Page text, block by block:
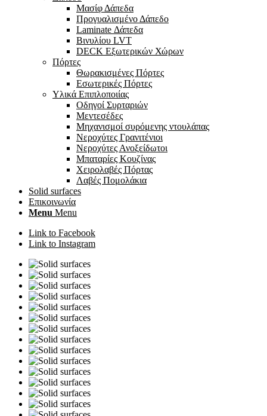
Μασίφ Δάπεδα
Προγυαλισμένο Δάπεδο
Laminate Δάπεδα
Βινυλίου LVT
DECK Εξωτερικών Χώρων
Πόρτες
Θωρακισμένες Πόρτες
Εσωτερικές Πόρτες
Υλικά Επιπλοποιίας
Οδηγοί Συρταριών
Μεντεσέδες
Mηχανισμοί συρόμενης ντουλάπας
Νεροχύτες Γρανιτένιοι
Νεροχύτες Ανοξείδωτοι
Mπαταρίες Κουζίνας
Χειρολαβές Πόρτας
Λαβές Πομολάκια
Solid surfaces
Επικοινωνία
Menu Menu
Link to Facebook
Link to Instagram